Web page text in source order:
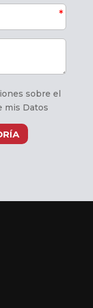
sobre el
mis Datos